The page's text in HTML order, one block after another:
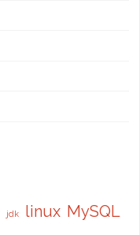
jdk linux MySQL